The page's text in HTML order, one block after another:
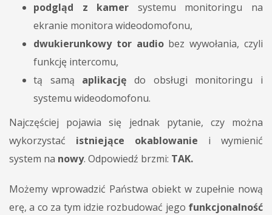
podgląd z kamer systemu monitoringu na
ekranie monitora wideodomofonu,
dwukierunkowy tor audiobez wywołania, czyli
funkcję intercomu,
tą samą aplikację do obsługi monitoringu i
systemu wideodomofonu.
Najczęściej pojawia się jednak pytanie, czy można
wykorzystać istniejące okablowanie i wymienić
system na nowy. Odpowiedź brzmi: TAK.
Możemy wprowadzić Państwa obiekt w zupełnie nową
erę, a co za tym idzie rozbudować jego funkcjonalność